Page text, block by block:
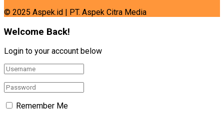
© 2025 Aspek.id | PT. Aspek Citra Media
Welcome Back!
Login to your account below
Remember Me